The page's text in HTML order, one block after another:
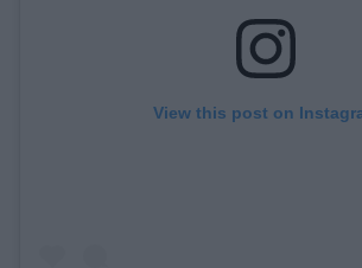
View this post on